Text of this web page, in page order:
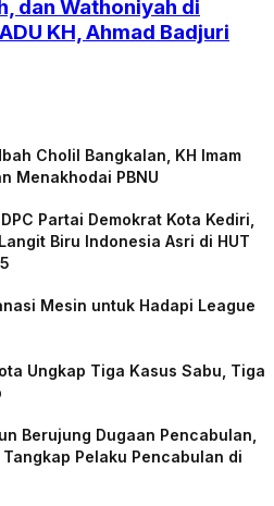
dan Wathoniyah di
KH, Ahmad Badjuri
Cholil Bangkalan, KH Imam
Menakhodai PBNU
Partai Demokrat Kota Kediri,
Biru Indonesia Asri di HUT
Mesin untuk Hadapi League
Ungkap Tiga Kasus Sabu, Tiga
Berujung Dugaan Pencabulan,
Pelaku Pencabulan di